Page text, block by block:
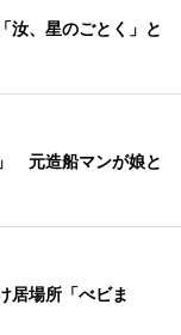
、星のごとく」と
元造船マンが娘と
居場所「べビま